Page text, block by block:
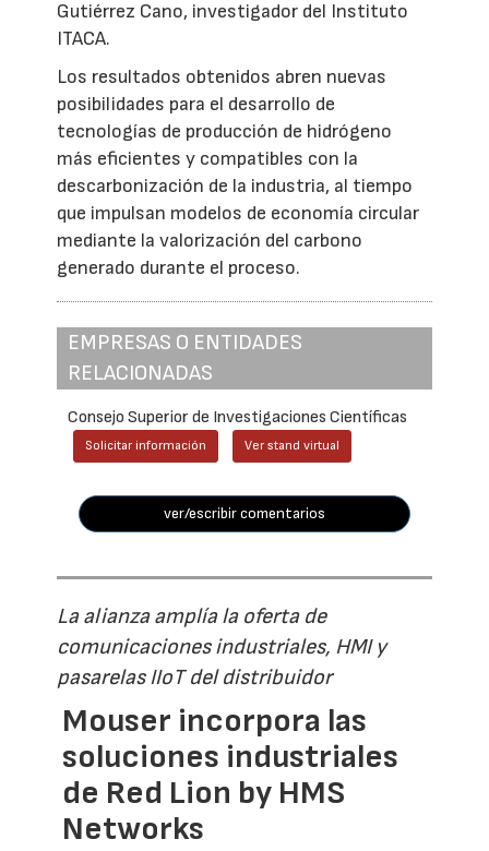
Gutiérrez Cano, investigador del Instituto
ITACA.
Los resultados obtenidos abren nuevas
posibilidades para el desarrollo de
tecnologías de producción de hidrógeno
más eficientes y compatibles con la
descarbonización de la industria, al tiempo
que impulsan modelos de economía circular
mediante la valorización del carbono
generado durante el proceso.
EMPRESAS O ENTIDADES
RELACIONADAS
Consejo Superior de Investigaciones Científicas
Solicitar información Ver stand virtual
ver/escribir comentarios
La alianza amplía la oferta de
comunicaciones industriales, HMI y
pasarelas IIoT del distribuidor
Mouser incorpora las
soluciones industriales
de Red Lion by HMS
Networks